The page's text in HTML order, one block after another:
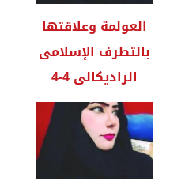
العولمة وعلاقتها
بالتطرف الإسلامى
الراديكالى 4-4